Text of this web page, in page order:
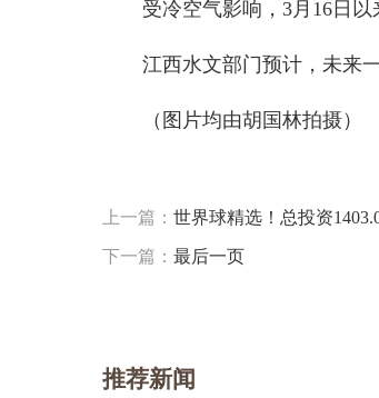
受冷空气影响，3月16日
江西水文部门预计，未来
（图片均由胡国林拍摄）
上一篇： 世界球精选！总投资
下一篇： 最后一页
推荐新闻